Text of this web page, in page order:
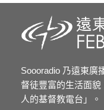
Soooradio 乃遠東廣
督徒豐富的生活面
人的基督教電台」。